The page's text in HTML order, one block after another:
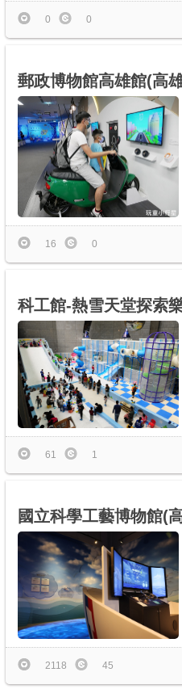
0 0
郵政博物館高雄館(高
16 0
科工館-熱雪天堂探索
61 1
國立科學工藝博物館(
2118 45